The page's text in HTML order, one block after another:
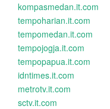
kompasmedan.it.com
tempoharian.it.com
tempomedan.it.com
tempojogja.it.com
tempopapua.it.com
idntimes.it.com
metrotv.it.com
sctv.it.com